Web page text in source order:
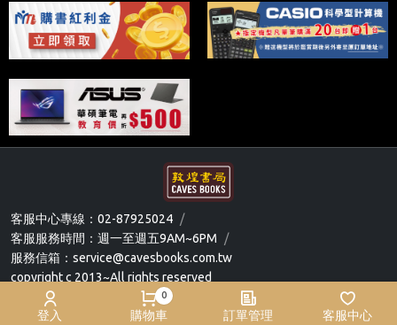
客服中心專線：02-87925024 /
客服服務時間：週一至週五9AM~6PM
/
服務信箱：service@cavesbooks.com.tw
copyright c 2013~All rights reserved
登入
0
購物車 訂單管理 客服中心